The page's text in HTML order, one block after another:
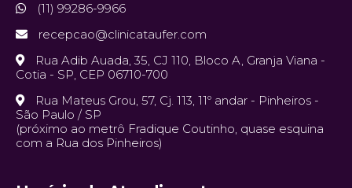
(11) 99286-9966
recepcao@clinicataufer.com
Rua Adib Auada, 35, CJ 110, Bloco A, Granja Viana -
Cotia - SP, CEP 06710-700
Rua Mateus Grou, 57, Cj. 113, 11º andar - Pinheiros -
São Paulo / SP
(próximo ao metrô Fradique Coutinho, quase esquina
com a Rua dos Pinheiros)